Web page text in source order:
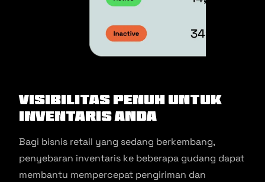
Visibilitas penuh untuk
inventaris Anda
Bagi bisnis retail yang sedang berkembang,
penyebaran inventaris ke beberapa gudang dapat
membantu mempercepat pengiriman dan